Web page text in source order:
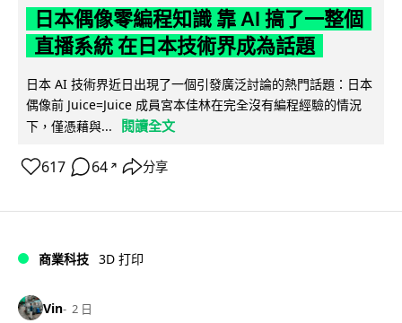
日本偶像零編程知識 靠 AI 搞了一整個
直播系統 在日本技術界成為話題
日本 AI 技術界近日出現了一個引發廣泛討論的熱門話題：日本
偶像前 Juice=Juice 成員宮本佳林在完全沒有編程經驗的情況
下，僅憑藉與...
閱讀全文
617 64 ↗ 分享
商業科技 3D 打印
Vin 2 日